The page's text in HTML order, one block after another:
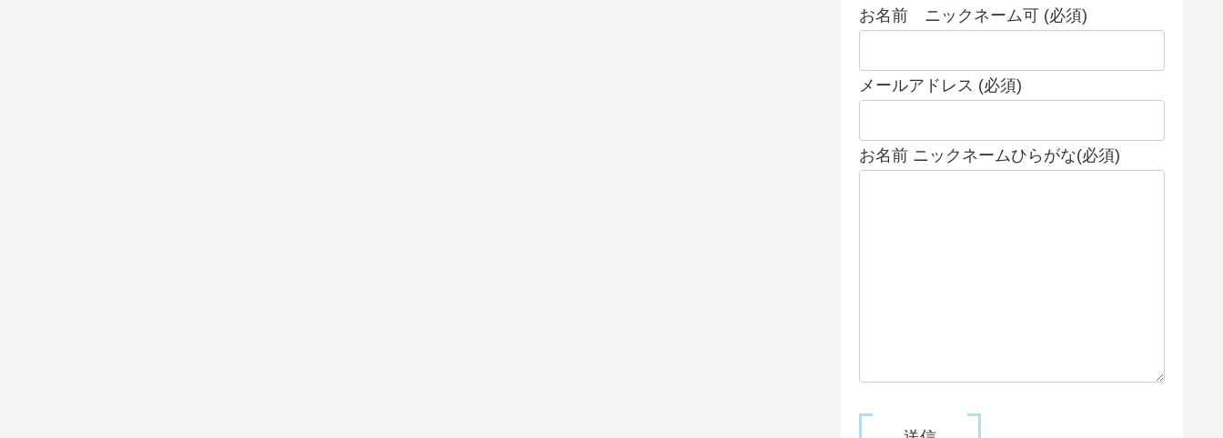
お名前 ニックネーム可 (必須)
メールアドレス (必須)
お名前 ニックネームひらがな(必須)